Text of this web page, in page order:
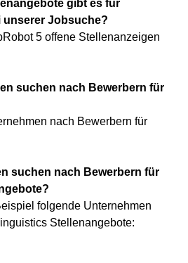
gibt es für
Jobsuche?
5 offene Stellenanzeigen
suchen nach Bewerbern für
nach Bewerbern für
suchen nach Bewerbern für
folgende Unternehmen
Stellenangebote: